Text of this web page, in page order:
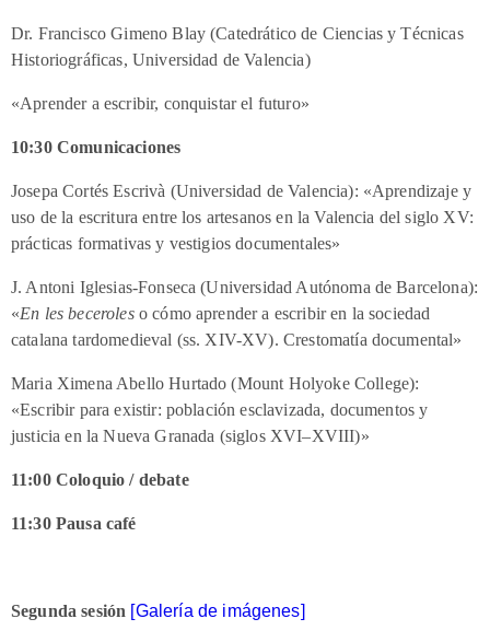
Dr. Francisco Gimeno Blay (Catedrático de Ciencias y Técnicas
Historiográficas, Universidad de Valencia)
«Aprender a escribir, conquistar el futuro»
10:30 Comunicaciones
Josepa Cortés Escrivà (Universidad de Valencia): «Aprendizaje y
uso de la escritura entre los artesanos en la Valencia del siglo XV:
prácticas formativas y vestigios documentales»
J. Antoni Iglesias-Fonseca (Universidad Autónoma de Barcelona):
«En les beceroleso cómo aprender a escribir en la sociedad
catalana tardomedieval (ss. XIV-XV). Crestomatía documental»
Maria Ximena Abello Hurtado (Mount Holyoke College):
«Escribir para existir: población esclavizada, documentos y
justicia en la Nueva Granada (siglos XVI–XVIII)»
11:00 Coloquio / debate
11:30 Pausa café
Segunda sesión [Galería de imágenes]